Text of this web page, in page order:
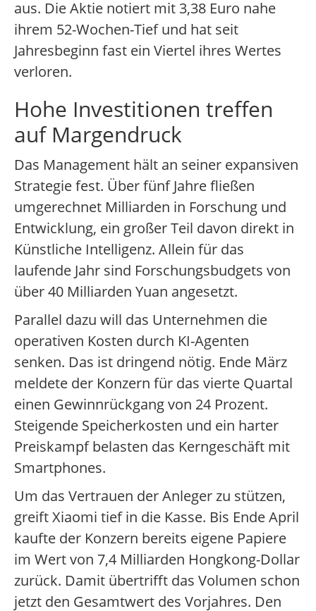
aus. Die Aktie notiert mit 3,38 Euro nahe
ihrem 52-Wochen-Tief und hat seit
Jahresbeginn fast ein Viertel ihres Wertes
verloren.
Hohe Investitionen treffen
auf Margendruck
Das Management hält an seiner expansiven
Strategie fest. Über fünf Jahre fließen
umgerechnet Milliarden in Forschung und
Entwicklung, ein großer Teil davon direkt in
Künstliche Intelligenz. Allein für das
laufende Jahr sind Forschungsbudgets von
über 40 Milliarden Yuan angesetzt.
Parallel dazu will das Unternehmen die
operativen Kosten durch KI-Agenten
senken. Das ist dringend nötig. Ende März
meldete der Konzern für das vierte Quartal
einen Gewinnrückgang von 24 Prozent.
Steigende Speicherkosten und ein harter
Preiskampf belasten das Kerngeschäft mit
Smartphones.
Um das Vertrauen der Anleger zu stützen,
greift Xiaomi tief in die Kasse. Bis Ende April
kaufte der Konzern bereits eigene Papiere
im Wert von 7,4 Milliarden Hongkong-Dollar
zurück. Damit übertrifft das Volumen schon
jetzt den Gesamtwert des Vorjahres. Den